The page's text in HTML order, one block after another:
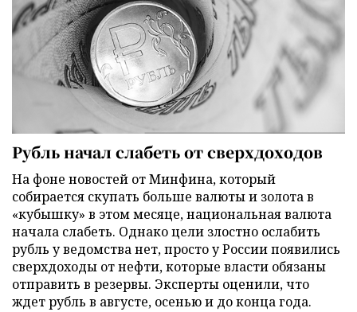
Рубль начал слабеть от сверхдоходов
На фоне новостей от Минфина, который
собирается скупать больше валюты и золота в
«кубышку» в этом месяце, национальная валюта
начала слабеть. Однако цели злостно ослабить
рубль у ведомства нет, просто у России появились
сверхдоходы от нефти, которые власти обязаны
отправить в резервы. Эксперты оценили, что
ждет рубль в августе, осенью и до конца года.